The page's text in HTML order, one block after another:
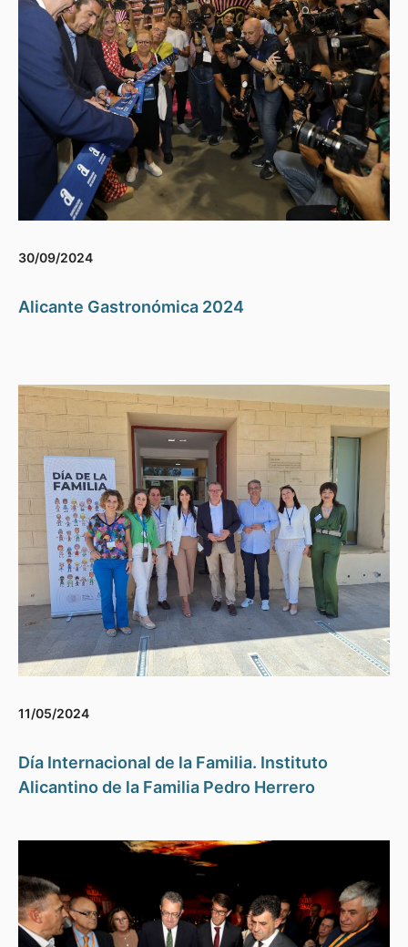
30/09/2024
Alicante Gastronómica 2024
11/05/2024
Día Internacional de la Familia. Instituto
Alicantino de la Familia Pedro Herrero